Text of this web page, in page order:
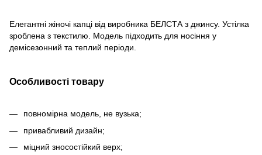
Елегантні жіночі капці від виробника БЕЛСТА з джинсу. Устілка
зроблена з текстилю. Модель підходить для носіння у
демісезонний та теплий періоди.
Особливості товару
повномірна модель, не вузька;
привабливий дизайн;
міцний зносостійкий верх;